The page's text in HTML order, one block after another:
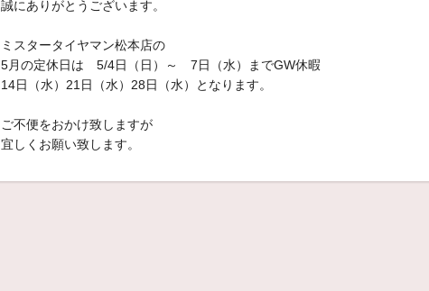
誠にありがとうございます。
ミスタータイヤマン松本店の
5月の定休日は 5/4日（日）～ 7日（水）までGW休暇
14日（水）21日（水）28日（水）となります。
ご不便をおかけ致しますが
宜しくお願い致します。